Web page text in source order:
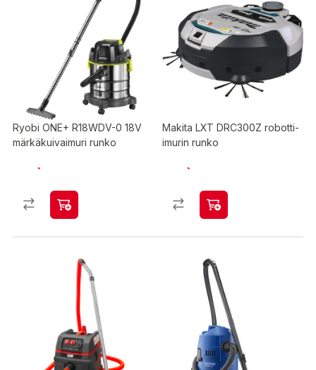
Ryobi ONE+ R18WDV-0 18V
märkäkuivaimuri runko
Makita LXT DRC300Z robotti-
imurin runko